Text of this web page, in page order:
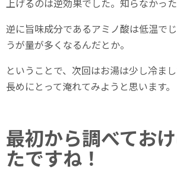
上げるのは逆効果でした。知らなかっ
逆に旨味成分であるアミノ酸は低温で
うが量が多くなるんだとか。
ということで、次回はお湯は少し冷ま
長めにとって淹れてみようと思います。
最初から調べてお
たですね！